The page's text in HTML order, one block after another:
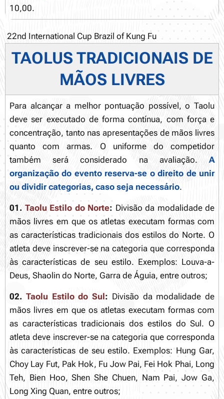
10,00.
22nd International Cup Brazil of Kung Fu
TAOLUS TRADICIONAIS DE
MÃOS LIVRES
Para alcançar a melhor pontuação possível, o Taolu
deve ser executado de forma contínua, com força e
concentração, tanto nas apresentações de mãos livres
quanto com armas. O uniforme do competidor
também será considerado na avaliação. A
organização do evento reserva-se o direito de unir
ou dividir categorias, caso seja necessário.
01.Taolu Estilo do Norte: Divisão da modalidade de
mãos livres em que os atletas executam formas com
as características tradicionais dos estilos do Norte. O
atleta deve inscrever-se na categoria que corresponda
às características de seu estilo. Exemplos: Louva-a-
Deus, Shaolin do Norte, Garra de Águia, entre outros;
02. Taolu Estilo do Sul: Divisão da modalidade de
mãos livres em que os atletas executam formas com
as características tradicionais dos estilos do Sul. O
atleta deve inscrever-se na categoria que corresponda
às características de seu estilo. Exemplos: Hung Gar,
Choy Lay Fut, Pak Hok, Fu Jow Pai, Fei Hok Phai, Long
Teh, Bien Hoo, Shen She Chuen, Nam Pai, Jow Ga,
Long Xing Quan, entre outros;